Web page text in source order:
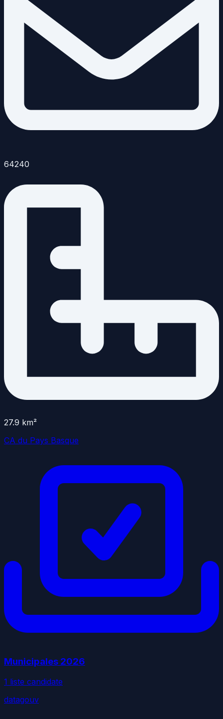
64240
27.9 km²
CA du Pays Basque
Municipales 2026
1 liste candidate
datagouv